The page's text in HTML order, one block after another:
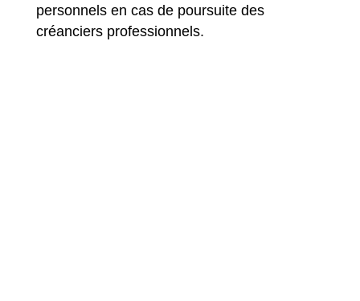
personnels en cas de poursuite des
créanciers professionnels.